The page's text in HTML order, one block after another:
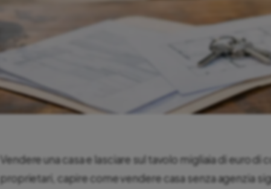
Vendere una casa e lasciare sul tavolo migliaia di euro
proprietari, capire come vendere casa senza agenzia